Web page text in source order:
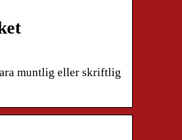
muntlig eller skriftlig